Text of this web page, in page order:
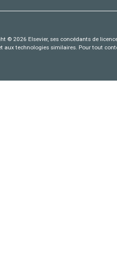
© 2026 Elsevier, ses concédants de
aux technologies similaires. Pour tout